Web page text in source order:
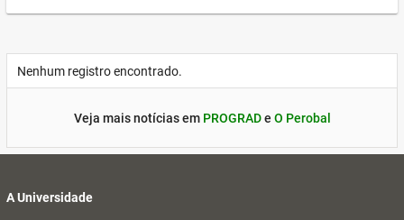
Nenhum registro encontrado.
Veja mais notícias em PROGRADe O Perobal
A Universidade